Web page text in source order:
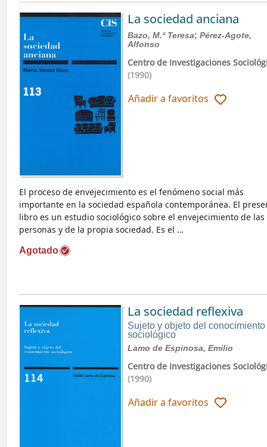
La sociedad anciana
Bazo, M.ª Teresa; Pérez-Agote,
Alfonso
Centro de Investigaciones
(1990)
Añadir a favoritos
Agotado
El proceso de envejecimiento es el fenómeno social más
importante en la sociedad española contemporánea. El
libro es un estudio sociológico sobre el envejecimiento de las
personas y de la propia sociedad. Es el …
La sociedad reflexiva
Sujeto y objeto del conocimiento
sociológico
Lamo de Espinosa, Emilio
Centro de Investigaciones
(1990)
Añadir a favoritos